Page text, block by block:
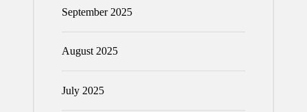
September 2025
August 2025
July 2025